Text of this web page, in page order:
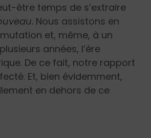
être temps de s’extraire
. Nous assistons en
et, même, à un
années, l’ère
De ce fait, notre rapport
Et, bien évidemment,
en dehors de ce